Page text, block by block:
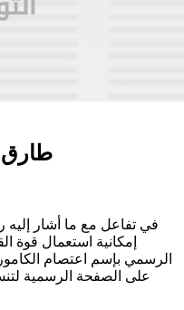
طارق
في تفاعل مع ما أشار
إمكانية استعمال قوة
الرسمي بإسم اعتصام
على الصفحة الرسمية